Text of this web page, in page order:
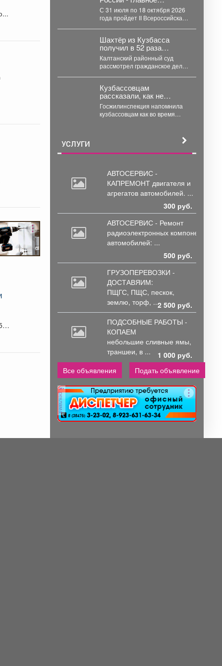
спортивное событие 2026
года.
С 31 июля по 18 октября 2026
года пройдет II Всероссийская
Шахтёр из Кузбасса
получил в 52 раза
меньше за
профзаболевания, чем
просил
Калтанский районный суд
рассмотрел гражданское дело
компенсации...
Кузбассовцам
рассказали, как не
платить за ЖКХ во время
отпуска
Госжилинспекция напомнила
кузбассовцам как во время
УСЛУГИ
АВТОСЕРВИС -
КАПРЕМОНТ двигателя и
агрегатов автомобилей. ...
300 руб.
АВТОСЕРВИС - Ремонт
радиоэлектронных компонентов
автомобилей: ...
500 руб.
ГРУЗОПЕРЕВОЗКИ -
ДОСТАВЯИМ:
ПЩГС, ПЩС, пескок,
землю, торф, ...2 500 руб.
ПОДСОБНЫЕ РАБОТЫ -
КОПАЕМ
небольшие сливные ямы,
траншеи, в ...
1 000 руб.
Все объявления
Подать объявление
реклама